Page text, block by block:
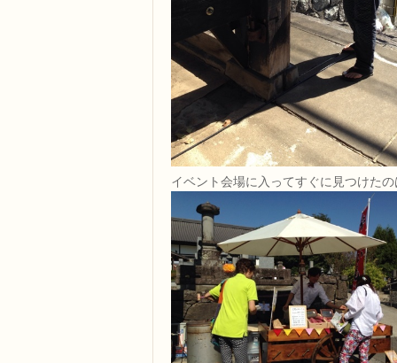
イベント会場に入ってすぐに見つけた